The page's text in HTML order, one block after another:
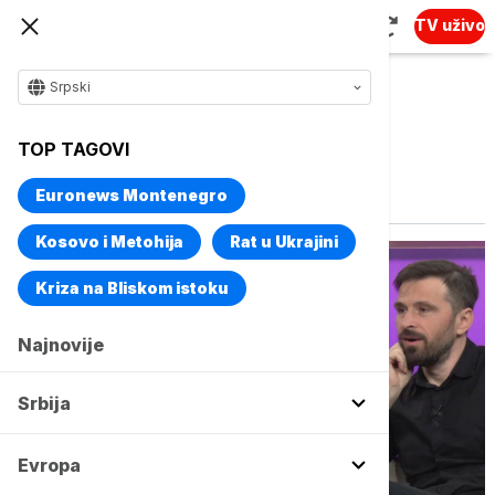
TV uživo
Srpski
TOP TAGOVI
Euronews Montenegro
Kosovo i Metohija Rat u Ukrajini
Kriza na Bliskom istoku
Najnovije
Srbija
Evropa
Vise o temi
Puškin.Slučaji